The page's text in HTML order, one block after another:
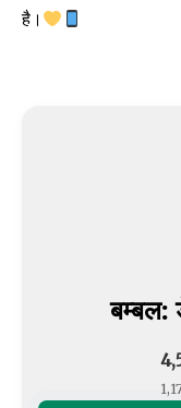
है।
बम्बल: